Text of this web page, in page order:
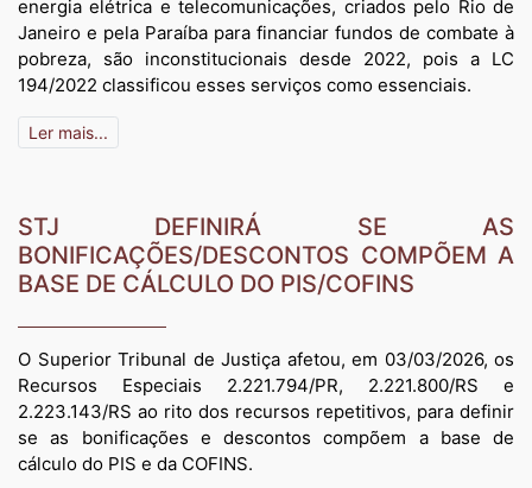
energia elétrica e telecomunicações, criados pelo Rio de
Janeiro e pela Paraíba para financiar fundos de combate à
pobreza, são inconstitucionais desde 2022, pois a LC
194/2022 classificou esses serviços como essenciais.
Ler mais...
STJ DEFINIRÁ SE AS
BONIFICAÇÕES/DESCONTOS COMPÕEM A
BASE DE CÁLCULO DO PIS/COFINS
O Superior Tribunal de Justiça afetou, em 03/03/2026, os
Recursos Especiais 2.221.794/PR, 2.221.800/RS e
2.223.143/RS ao rito dos recursos repetitivos, para definir
se as bonificações e descontos compõem a base de
cálculo do PIS e da COFINS.